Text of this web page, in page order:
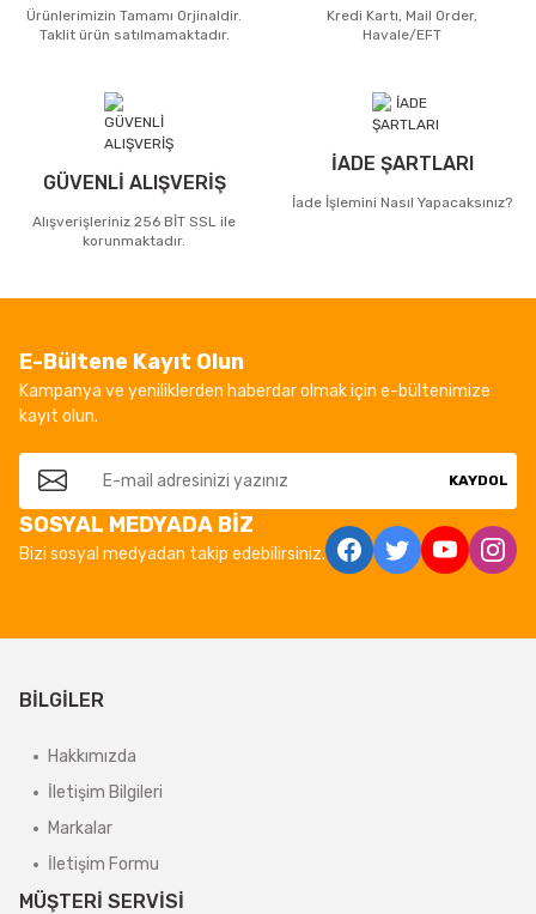
Ürünlerimizin Tamamı Orjinaldir.
Taklit ürün satılmamaktadır.
Kredi Kartı, Mail Order,
Havale/EFT
GÜVENLİ ALIŞVERİŞ
Alışverişleriniz 256 BİT SSL ile
korunmaktadır.
İADE ŞARTLARI
İade İşlemini Nasıl Yapacaksınız?
E-Bültene Kayıt Olun
Kampanya ve yeniliklerden haberdar olmak için e-bültenimize
kayıt olun.
KAYDOL
SOSYAL MEDYADA BİZ
Bizi sosyal medyadan takip edebilirsiniz.
BİLGİLER
Hakkımızda
İletişim Bilgileri
Markalar
İletişim Formu
MÜŞTERİ SERVİSİ